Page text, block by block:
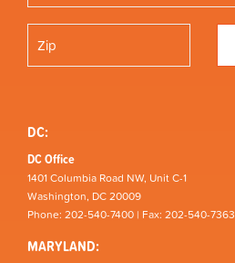
DC:
DC Office
1401 Columbia Road NW, Unit C-1
Washington, DC 20009
Phone: 202-540-7400 | Fax: 202-540-7363
MARYLAND: